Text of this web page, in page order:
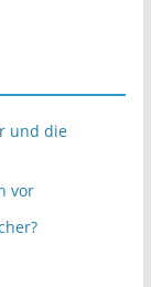
und die
vor